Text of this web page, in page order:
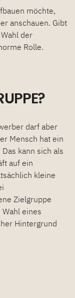
möchte,
anschauen. Gibt
der
Rolle.
darf aber
Mensch hat ein
kann sich als
auf ein
kleine
Zielgruppe
eines
Hintergrund